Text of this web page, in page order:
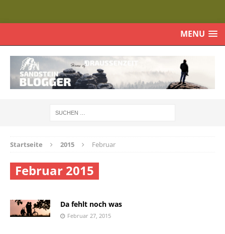
MENU
Startseite 2015 Februar
Februar 2015
Da fehlt noch was
Februar 27, 2015